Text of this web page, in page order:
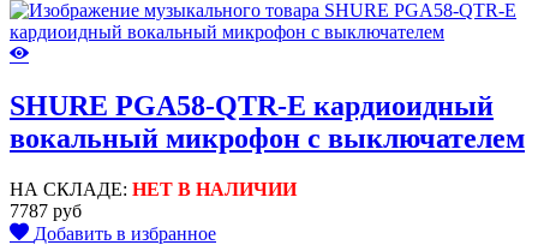
SHURE PGA58-QTR-E кардиоидный
вокальный микрофон c выключателем
НА СКЛАДЕ: НЕТ В НАЛИЧИИ
7787 руб
Добавить в избранное